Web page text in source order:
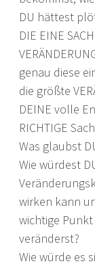
DU hättest
DIE EINE
genau diese
die größte
DEINE volle
RICHTIGE
Was glaubst
Wie würdest
wirken kann
wichtige
veränderst?
Wie würde es